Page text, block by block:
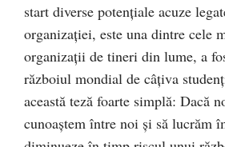
start diverse potenţiale acuze
organizaţiei, este una dintre cele
organizaţii de tineri din lume, a
războiul mondial de câţiva
această teză foarte simplă: Dacă
cunoaştem între noi şi să lucrăm